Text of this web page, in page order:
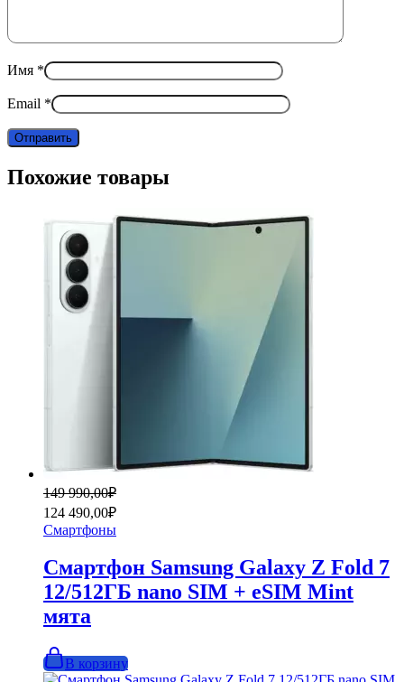
Имя *
Email *
Похожие товары
149 990,00₽
Первоначальная
цена
составляла
149
990,00₽.
124 490,00₽
Текущая
цена:
124
490,00₽.
Смартфоны
Смартфон Samsung Galaxy Z Fold 7
12/512ГБ nano SIM + eSIM Mint
мята
В корзину